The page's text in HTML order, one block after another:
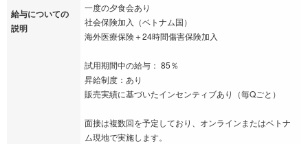
給与についての
説明
一度の夕食会あり
社会保険加入（ベトナム国）
海外医療保険＋24時間傷害保険加入
試用期間中の給与： 85％
昇給制度：あり
販売実績に基づいたインセンティブあり（毎Qごと）
面接は複数回を予定しており、オンラインまたはベトナ
ム現地で実施します。